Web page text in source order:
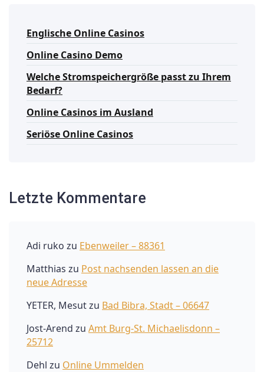
Englische Online Casinos
Online Casino Demo
Welche Stromspeichergröße passt zu Ihrem
Bedarf?
Online Casinos im Ausland
Seriöse Online Casinos
Letzte Kommentare
Adi ruko zu Ebenweiler – 88361
Matthias zu Post nachsenden lassen an die
neue Adresse
YETER, Mesutzu Bad Bibra, Stadt – 06647
Jost-Arend zu Amt Burg-St. Michaelisdonn –
25712
Dehl zu Online Ummelden